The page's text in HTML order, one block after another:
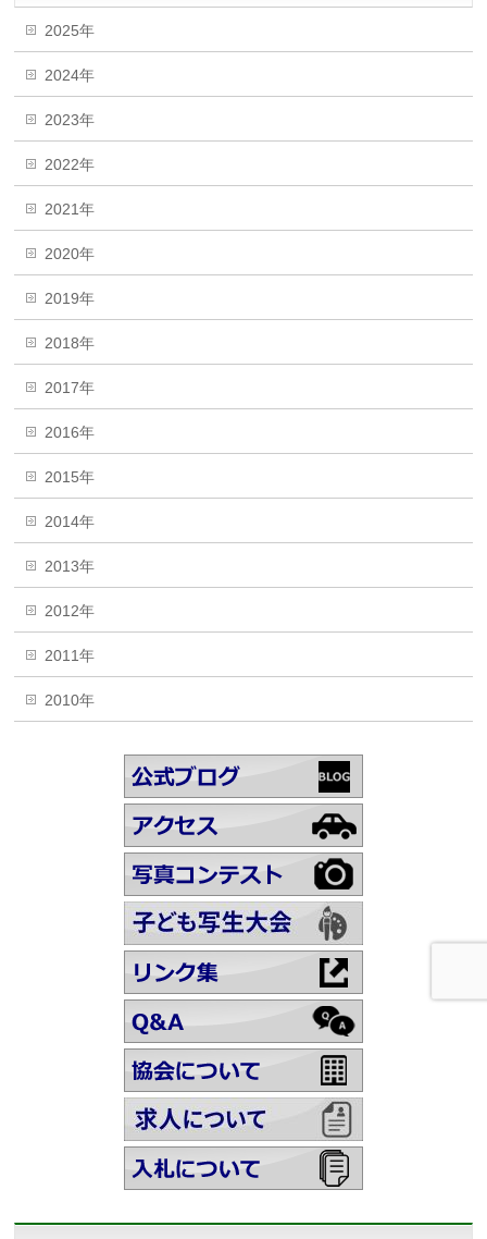
2025年
2024年
2023年
2022年
2021年
2020年
2019年
2018年
2017年
2016年
2015年
2014年
2013年
2012年
2011年
2010年